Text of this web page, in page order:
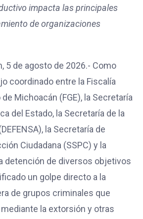
impacta las principales
de organizaciones
5 de agosto de 2026.- Como
coordinado entre la Fiscalía
Michoacán (FGE), la Secretaría
del Estado, la Secretaría de la
la Secretaría de
Ciudadana (SSPC) y la
detención de diversos objetivos
un golpe directo a la
de grupos criminales que
la extorsión y otras